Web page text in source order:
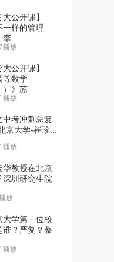
05:47
大公开课】
一样的管理
...
播放
大公开课】
等数学
）》苏...
播放
中考冲刺总复
京大学-崔珍...
播放
华教授在北京
深圳研究生院
放
大学第一位校
谁？严复？蔡
播放